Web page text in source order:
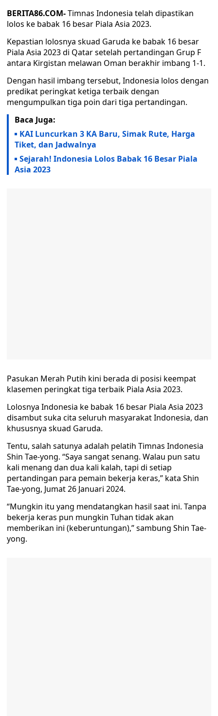
BERITA86.COM-Timnas Indonesia telah dipastikan
lolos ke babak 16 besar Piala Asia 2023.
Kepastian lolosnya skuad Garuda ke babak 16 besar
Piala Asia 2023 di Qatar setelah pertandingan Grup F
antara Kirgistan melawan Oman berakhir imbang 1-1.
Dengan hasil imbang tersebut, Indonesia lolos dengan
predikat peringkat ketiga terbaik dengan
mengumpulkan tiga poin dari tiga pertandingan.
Baca Juga:
KAI Luncurkan 3 KA Baru, Simak Rute, Harga
Tiket, dan Jadwalnya
Sejarah! Indonesia Lolos Babak 16 Besar Piala
Asia 2023
Pasukan Merah Putih kini berada di posisi keempat
klasemen peringkat tiga terbaik Piala Asia 2023.
Lolosnya Indonesia ke babak 16 besar Piala Asia 2023
disambut suka cita seluruh masyarakat Indonesia, dan
khususnya skuad Garuda.
Tentu, salah satunya adalah pelatih Timnas Indonesia
Shin Tae-yong. “Saya sangat senang. Walau pun satu
kali menang dan dua kali kalah, tapi di setiap
pertandingan para pemain bekerja keras,” kata Shin
Tae-yong, Jumat 26 Januari 2024.
“Mungkin itu yang mendatangkan hasil saat ini. Tanpa
bekerja keras pun mungkin Tuhan tidak akan
memberikan ini (keberuntungan),” sambung Shin Tae-
yong.